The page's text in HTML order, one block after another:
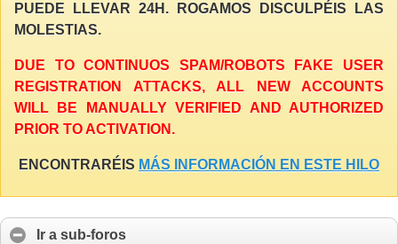
PUEDE LLEVAR 24H. ROGAMOS DISCULPÉIS LAS
MOLESTIAS.
DUE TO CONTINUOS SPAM/ROBOTS FAKE USER
REGISTRATION ATTACKS, ALL NEW ACCOUNTS
WILL BE MANUALLY VERIFIED AND AUTHORIZED
PRIOR TO ACTIVATION.
ENCONTRARÉIS MÁS INFORMACIÓN EN ESTE HILO
Ir a sub-foros